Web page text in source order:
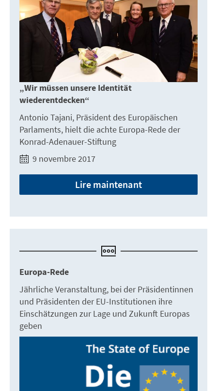
„Wir müssen unsere Identität
wiederentdecken“
Antonio Tajani, Präsident des Europäischen
Parlaments, hielt die achte Europa-Rede der
Konrad-Adenauer-Stiftung
9 novembre 2017
Lire maintenant
Europa-Rede
Jährliche Veranstaltung, bei der Präsidentinnen
und Präsidenten der EU-Institutionen ihre
Einschätzungen zur Lage und Zukunft Europas
geben